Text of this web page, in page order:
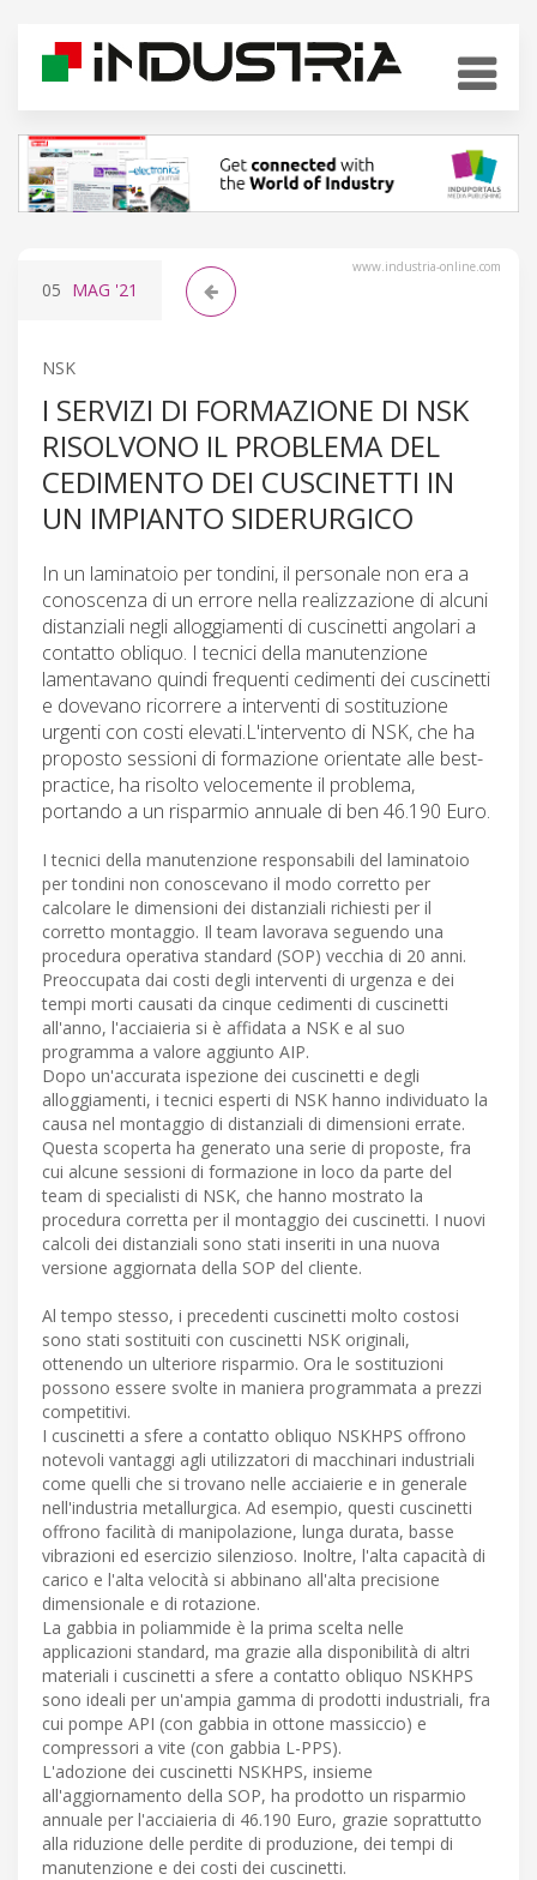
www.industria-online.com
05 MAG '21
NSK
I SERVIZI DI FORMAZIONE DI NSK
RISOLVONO IL PROBLEMA DEL
CEDIMENTO DEI CUSCINETTI IN
UN IMPIANTO SIDERURGICO
In un laminatoio per tondini, il personale non era a
conoscenza di un errore nella realizzazione di alcuni
distanziali negli alloggiamenti di cuscinetti angolari a
contatto obliquo. I tecnici della manutenzione
lamentavano quindi frequenti cedimenti dei cuscinetti
e dovevano ricorrere a interventi di sostituzione
urgenti con costi elevati.L'intervento di NSK, che ha
proposto sessioni di formazione orientate alle best-
practice, ha risolto velocemente il problema,
portando a un risparmio annuale di ben 46.190 Euro.
I tecnici della manutenzione responsabili del laminatoio
per tondini non conoscevano il modo corretto per
calcolare le dimensioni dei distanziali richiesti per il
corretto montaggio. Il team lavorava seguendo una
procedura operativa standard (SOP) vecchia di 20 anni.
Preoccupata dai costi degli interventi di urgenza e dei
tempi morti causati da cinque cedimenti di cuscinetti
all'anno, l'acciaieria si è affidata a NSK e al suo
programma a valore aggiunto AIP.
Dopo un'accurata ispezione dei cuscinetti e degli
alloggiamenti, i tecnici esperti di NSK hanno individuato la
causa nel montaggio di distanziali di dimensioni errate.
Questa scoperta ha generato una serie di proposte, fra
cui alcune sessioni di formazione in loco da parte del
team di specialisti di NSK, che hanno mostrato la
procedura corretta per il montaggio dei cuscinetti. I nuovi
calcoli dei distanziali sono stati inseriti in una nuova
versione aggiornata della SOP del cliente.
Al tempo stesso, i precedenti cuscinetti molto costosi
sono stati sostituiti con cuscinetti NSK originali,
ottenendo un ulteriore risparmio. Ora le sostituzioni
possono essere svolte in maniera programmata a prezzi
competitivi.
I cuscinetti a sfere a contatto obliquo NSKHPS offrono
notevoli vantaggi agli utilizzatori di macchinari industriali
come quelli che si trovano nelle acciaierie e in generale
nell'industria metallurgica. Ad esempio, questi cuscinetti
offrono facilità di manipolazione, lunga durata, basse
vibrazioni ed esercizio silenzioso. Inoltre, l'alta capacità di
carico e l'alta velocità si abbinano all'alta precisione
dimensionale e di rotazione.
La gabbia in poliammide è la prima scelta nelle
applicazioni standard, ma grazie alla disponibilità di altri
materiali i cuscinetti a sfere a contatto obliquo NSKHPS
sono ideali per un'ampia gamma di prodotti industriali, fra
cui pompe API (con gabbia in ottone massiccio) e
compressori a vite (con gabbia L-PPS).
L'adozione dei cuscinetti NSKHPS, insieme
all'aggiornamento della SOP, ha prodotto un risparmio
annuale per l'acciaieria di 46.190 Euro, grazie soprattutto
alla riduzione delle perdite di produzione, dei tempi di
manutenzione e dei costi dei cuscinetti.